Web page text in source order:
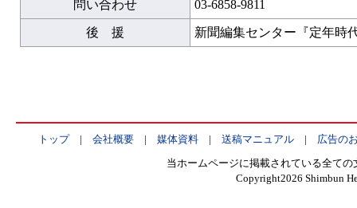
問い合わせ 03-6858-9811
後 援 新聞編集センター『定年時
トップ| 会社概要| 媒体資料| 送稿マニュアル| 広告の
当ホームページに掲載されている全て
Copyright2026 Shimbun